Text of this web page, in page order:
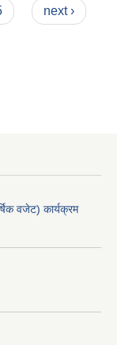
next ›
वजेट) कार्यक्रम